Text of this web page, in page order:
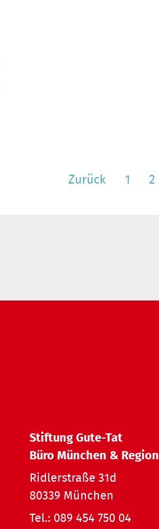
Zurück 1 2
Stiftung Gute-Tat
Büro München & Region
Ridlerstraße 31d
80339 München
Tel.: 089 454 750 04